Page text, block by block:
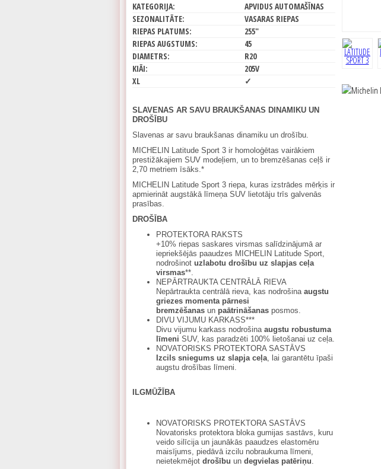
KATEGORIJA:
APVIDUS AUTOMAŠĪNAS
SEZONALITĀTE:
VASARAS RIEPAS
RIEPAS PLATUMS:
255"
RIEPAS AUGSTUMS:
45
DIAMETRS:
R20
KIĀI:
205V
XL
✓
SLAVENAS AR SAVU BRAUKŠANAS DINAMIKU UN
DROŠĪBU
Slavenas ar savu braukšanas dinamiku un drošību.
MICHELIN Latitude Sport 3 ir homoloģētas vairākiem
prestižākajiem SUV modeļiem, un to bremzēšanas ceļš ir
2,70 metriem īsāks.*
MICHELIN Latitude Sport 3 riepa, kuras izstrādes mērķis ir
apmierināt augstākā līmeņa SUV lietotāju trīs galvenās
prasības.
DROŠĪBA
PROTEKTORA RAKSTS
+10% riepas saskares virsmas salīdzinājumā ar
iepriekšējās paaudzes MICHELIN Latitude Sport,
nodrošinot uzlabotu drošību uz slapjas ceļa
virsmas**.
NEPĀRTRAUKTA CENTRĀLĀ RIEVA
Nepārtraukta centrālā rieva, kas nodrošina augstu
griezes momenta pārnesi
bremzēšanas un paātrināšanas posmos.
DIVU VIJUMU KARKASS***
Divu vijumu karkass nodrošina augstu robustuma
līmeni SUV, kas paradzēti 100% lietošanai uz ceļa.
NOVATORISKS PROTEKTORA SASTĀVS
Izcils sniegums uz slapja ceļa, lai garantētu īpaši
augstu drošības līmeni.
ILGMŪŽĪBA
NOVATORISKS PROTEKTORA SASTĀVS
Novatorisks protektora bloka gumijas sastāvs, kuru
veido silīcija un jaunākās paaudzes elastomēru
maisījums, piedāvā izcilu nobraukuma līmeni,
neietekmējot drošību un degvielas patēriņu.